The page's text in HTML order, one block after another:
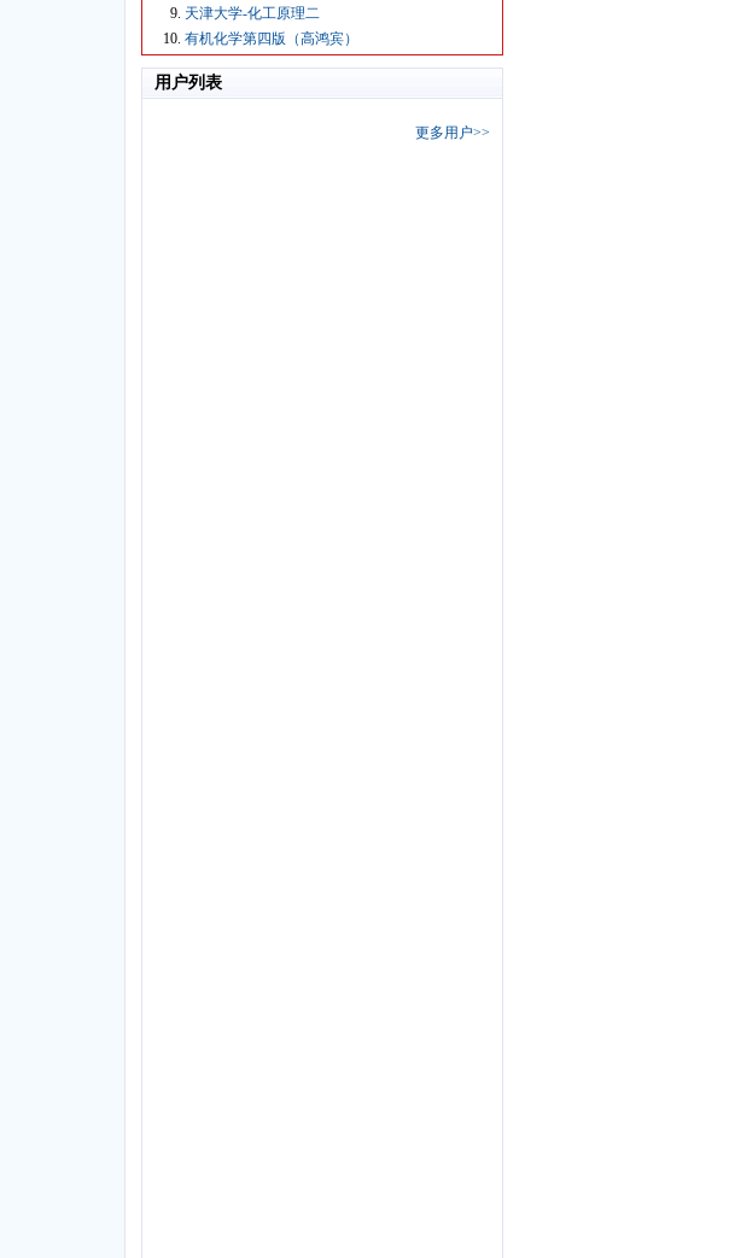
天津大学-化工原理二
有机化学第四版（高鸿宾）
用户列表
更多用户>>